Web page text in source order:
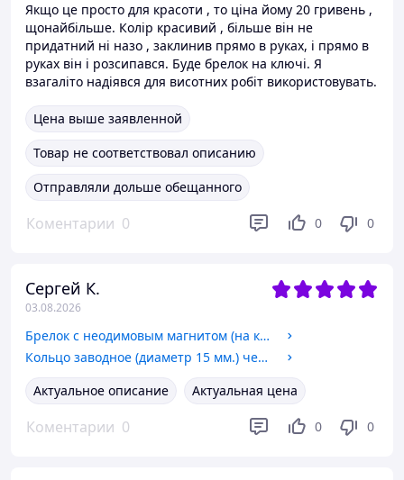
Якщо це просто для красоти , то ціна йому 20 гривень ,
щонайбільше. Колір красивий , більше він не
придатний ні назо , заклинив прямо в руках, і прямо в
руках він і розсипався. Буде брелок на ключі. Я
взагаліто надіявся для висотних робіт використовувать.
Цена выше заявленной
Товар не соответствовал описанию
Отправляли дольше обещанного
Коментарии 0 0 0
Сергей К.
03.08.2026
Брелок с неодимовым магнитом (на ключи) диаметр 15 мм. арт. 05127
Кольцо заводное (диаметр 15 мм.) черное для брелка/ключей арт. 04519
Актуальное описание
Актуальная цена
Коментарии 0 0 0